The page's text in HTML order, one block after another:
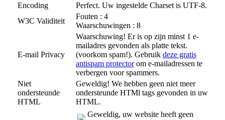
Encoding
Perfect. Uw ingestelde Charset is UTF-8.
W3C Validiteit
Fouten : 4
Waarschuwingen : 8
E-mail Privacy
Waarschuwing! Er is op zijn minst 1 e-
mailadres gevonden als platte tekst.
(voorkom spam!). Gebruik deze gratis
antispam protectorom e-mailadressen te
verbergen voor spammers.
Niet
ondersteunde
HTML
Geweldig! We hebben geen niet meer
ondersteunde HTMl tags gevonden in uw
HTML.
Geweldig, uw website heeft geen